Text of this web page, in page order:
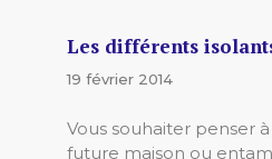
Les différents
19 février 2014
Vous souhaiter penser
future maison ou